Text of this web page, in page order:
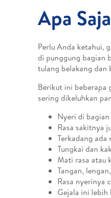
Apa
Perlu Anda ketahui,
di punggung bagian
tulang belakang dan
Berikut ini beberapa
sering dikeluhkan
Nyeri di
Rasa sakitnya
Terkadang
Tungkai dan
Mati rasa atau
Tangan,
Rasa nyerinya
Gejala ini